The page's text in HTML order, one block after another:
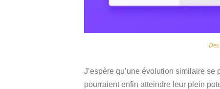
J’espère qu’une évolution similaire
pourraient enfin atteindre leur plein